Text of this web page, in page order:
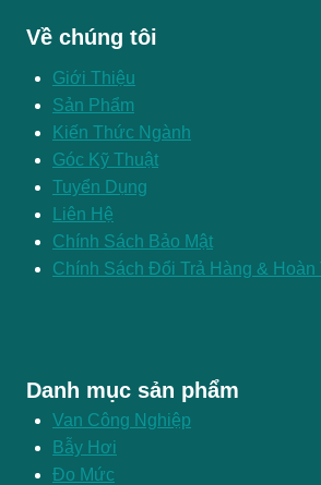
Về chúng tôi
Giới Thiệu
Sản Phẩm
Kiến Thức Ngành
Góc Kỹ Thuật
Tuyển Dụng
Liên Hệ
Chính Sách Bảo Mật
Chính Sách Đổi Trả Hàng & Hoàn
Danh mục sản phẩm
Van Công Nghiệp
Bẫy Hơi
Đo Mức